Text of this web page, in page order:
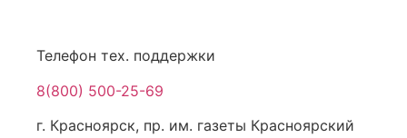
Телефон тех. поддержки
8(800) 500-25-69
г. Красноярск, пр. им. газеты Красноярский